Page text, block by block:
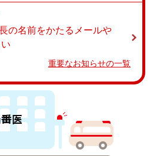
の名前をかたるメールや
重要なお知らせの一覧